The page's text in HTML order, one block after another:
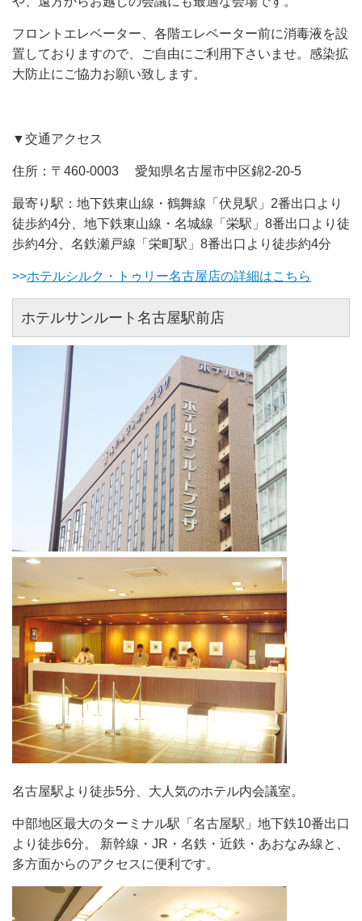
フロントエレベーター、各階エレベーター前に消毒液を設
置しておりますので、ご自由にご利用下さいませ。感染拡
大防止にご協力お願い致します。
▼交通アクセス
住所：〒460-0003 愛知県名古屋市中区錦2-20-5
最寄り駅：地下鉄東山線・鶴舞線「伏見駅」2番出口より
徒歩約4分、地下鉄東山線・名城線「栄駅」8番出口より徒
歩約4分、名鉄瀬戸線「栄町駅」8番出口より徒歩約4分
>>ホテルシルク・トゥリー名古屋店の詳細はこちら
ホテルサンルート名古屋駅前店
名古屋駅より徒歩5分、大人気のホテル内会議室。
中部地区最大のターミナル駅「名古屋駅」地下鉄10番出口
より徒歩6分。 新幹線・JR・名鉄・近鉄・あおなみ線と、
多方面からのアクセスに便利です。